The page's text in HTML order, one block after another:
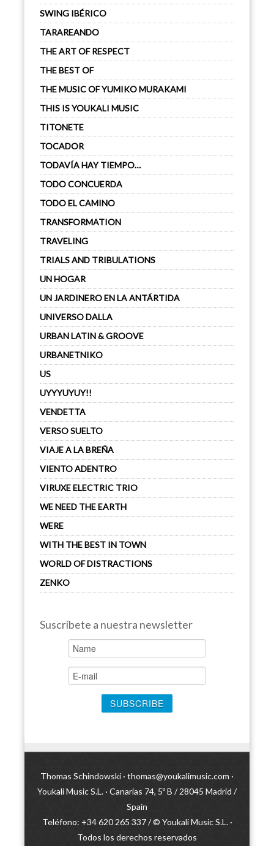
SWING IBÉRICO
TARAREANDO
THE ART OF RESPECT
THE BEST OF
THE MUSIC OF YUMIKO MURAKAMI
THIS IS YOUKALI MUSIC
TITONETE
TOCADOR
TODAVÍA HAY TIEMPO…
TODO CONCUERDA
TODO EL CAMINO
TRANSFORMATION
TRAVELING
TRIALS AND TRIBULATIONS
UN HOGAR
UN JARDINERO EN LA ANTÁRTIDA
UNIVERSO DALLA
URBAN LATIN & GROOVE
URBANETNIKO
US
UYYYUYUY!!
VENDETTA
VERSO SUELTO
VIAJE A LA BREÑA
VIENTO ADENTRO
VIRUXE ELECTRIC TRIO
WE NEED THE EARTH
WERE
WITH THE BEST IN TOWN
WORLD OF DISTRACTIONS
ZENKO
Suscríbete a nuestra newsletter
Thomas Schindowski · thomas@youkalimusic.com ·
Youkali Music S.L. · Canarias 74, 5º B / 28045 Madrid /
Spain
Teléfono: +34 620 265 337 / © Youkali Music S.L. ·
Todos los derechos reservados